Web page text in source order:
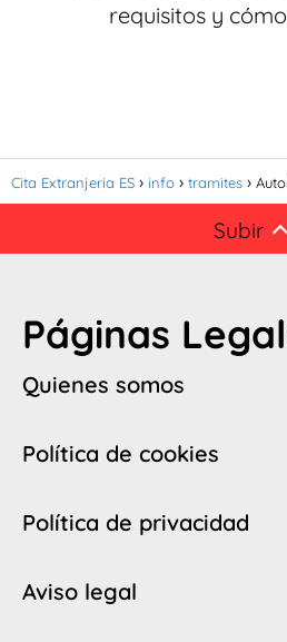
requisitos y
Cita Extranjeria ES info tramites
Subir
Páginas
Quienes somos
Política de cookies
Política de privacidad
Aviso legal